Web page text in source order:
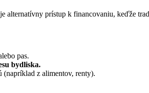
alternatívny prístup k financovaniu, keďže
pas.
bydliska.
z alimentov, renty).